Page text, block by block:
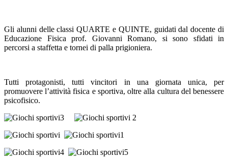
Gli alunni delle classi QUARTE e QUINTE, guidati dal docente di
Educazione Fisica prof. Giovanni Romano, si sono sfidati in
percorsi a staffetta e tornei di palla prigioniera.
Tutti protagonisti, tutti vincitori in una giornata unica, per
promuovere l’attività fisica e sportiva, oltre alla cultura del benessere
psicofisico.